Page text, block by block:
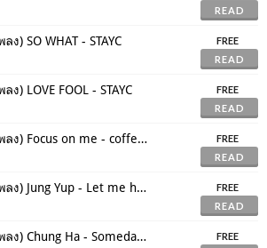
READ
ง) SO WHAT - STAYC
FREE
READ
ง) LOVE FOOL - STAYC
FREE
READ
(เนื้อเพลง+แปลเพลง) Focus on me - coffee boy (Racket Boys OST.)
FREE
READ
(เนื้อเพลง+แปลเพลง) Jung Yup - Let me hug you (One the Woman OST)
FREE
READ
(เนื้อเพลง+แปลเพลง) Chung Ha - Someday (One the woman OST)
FREE